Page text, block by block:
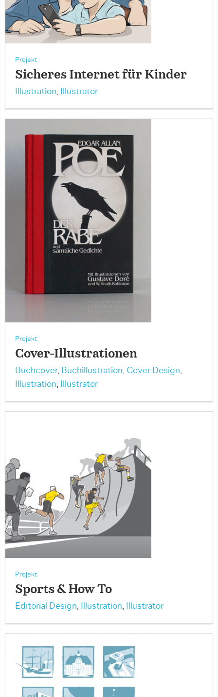
Projekt
Sicheres Internet für Kinder
Illustration, Illustrator
Projekt
Cover-Illustrationen
Buchcover, Buchillustration, Cover Design,
Illustration, Illustrator
Projekt
Sports & How To
Editorial Design, Illustration, Illustrator